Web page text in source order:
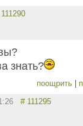
знать?
поощрить
# 111295